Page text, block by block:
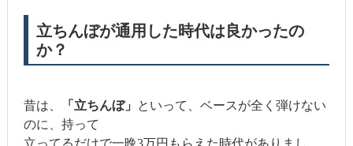
立ちんぼが通用した時代は良かったの
か？
昔は、 「立ちんぼ」
といって、ベースが全く弾けない
のに、持って
立ってるだけで一晩3万円もらえた時代がありまし